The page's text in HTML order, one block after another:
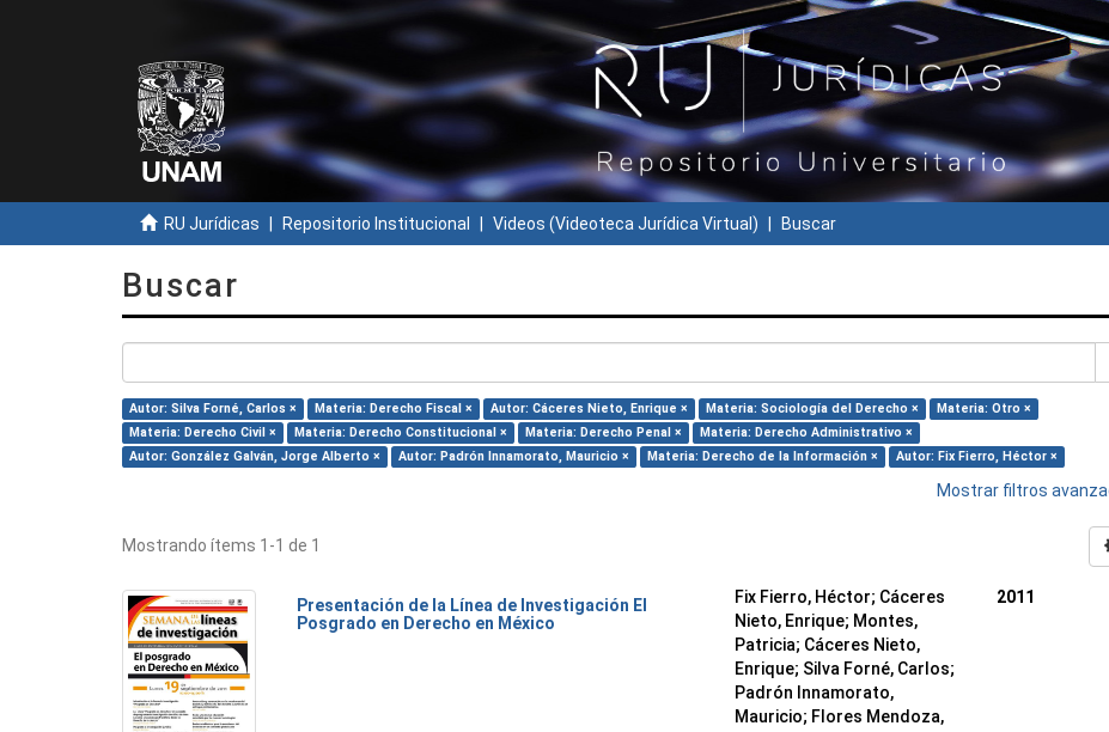
RU Jurídicas Repositorio Institucional Videos (Videoteca Jurídica Virtual) Buscar
Buscar
Autor: Silva Forné, Carlos × Materia: Derecho Fiscal × Autor: Cáceres Nieto, Enrique × Materia: Sociología del Derecho ×
Materia: Otro ×
Materia: Derecho Civil ×
Materia: Derecho Constitucional × Materia: Derecho Penal ×
Materia: Derecho Administrativo ×
Autor: González Galván, Jorge Alberto ×
Autor: Padrón Innamorato, Mauricio × Materia: Derecho de la Información × Autor: Fix Fierro, Héctor ×
Mostrar filtros
Mostrando ítems 1-1 de 1
Presentación de la Línea de Investigación El
Posgrado en Derecho en México
Fix Fierro, Héctor; Cáceres
Nieto, Enrique; Montes,
Patricia; Cáceres Nieto,
Enrique; Silva Forné, Carlos;
Padrón Innamorato,
Mauricio; Flores Mendoza,
2011